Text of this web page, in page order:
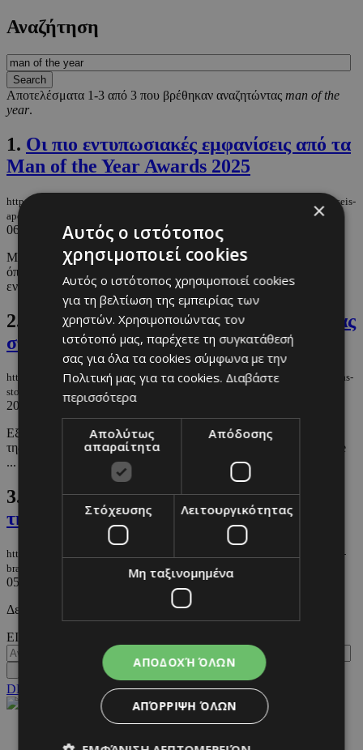
Αναζήτηση
Αποτελέσματα 1-3 από 3 που βρέθηκαν αναζητώντας man of the
year.
1. Οι πιο εντυπωσιακές εμφανίσεις από τα
Man of the Year Awards 2025
https://m.must.com.cy/gr/fashion/fashion-news/oi-pio-entyposiakes-emfaniseis-
apo-ta-man-of-the-year-awards-2025
06/05/2026| FASHION NEWS
Μια βραδιά γεμάτη στυλ, προσωπικότητα και δημιουργικότητα,
όπου η μόδα απέδειξε για ακόμη μια φορά τη δύναμή της να
εντυπωσιάζει ...
2.
Ενδελεχής ανάλυση της ενδυματολογίας
στο The Devil Wears Prada 2
https://m.must.com.cy/gr/wknd-by-must/endelexis-analysi-tis-endymatologias-
sto-the-devil-wears-prada-2
20/03/2026|WKND BY MUST
Εξετάσαμε με ιδιαίτερη προσοχή την ανανεωμένη γκαρνταρόμπα
της Andy Sachs, της Miranda Priestly αλλά και της Emily στο The
...
3.
Grammy's 2024: Οι μεγάλοι νικητές
της βραδιάς
https://m.must.com.cy/gr/people/celebs/grammy-2024-oi-megaloi-nikites-tis-
bradias
05/02/2024
CELEBS
Δείτε πιο κάτω την λίστα με τους νικητές
ΕΙΣΟΔΟΣ
DESKTOP
×
Αυτός ο ιστότοπος
χρησιμοποιεί cookies
Αυτός ο ιστότοπος χρησιμοποιεί cookies
για τη βελτίωση της εμπειρίας των
χρηστών. Χρησιμοποιώντας τον
ιστότοπό μας, παρέχετε τη συγκατάθεσή
σας για όλα τα cookies σύμφωνα με την
Πολιτική μας για τα cookies. Διαβάστε
περισσότερα
Απολύτως
απαραίτητα
Απόδοσης
Στόχευσης Λειτουργικότητας
Μη ταξινομημένα
ΑΠΟΔΟΧΉ ΌΛΩΝ
ΑΠΌΡΡΙΨΗ ΌΛΩΝ